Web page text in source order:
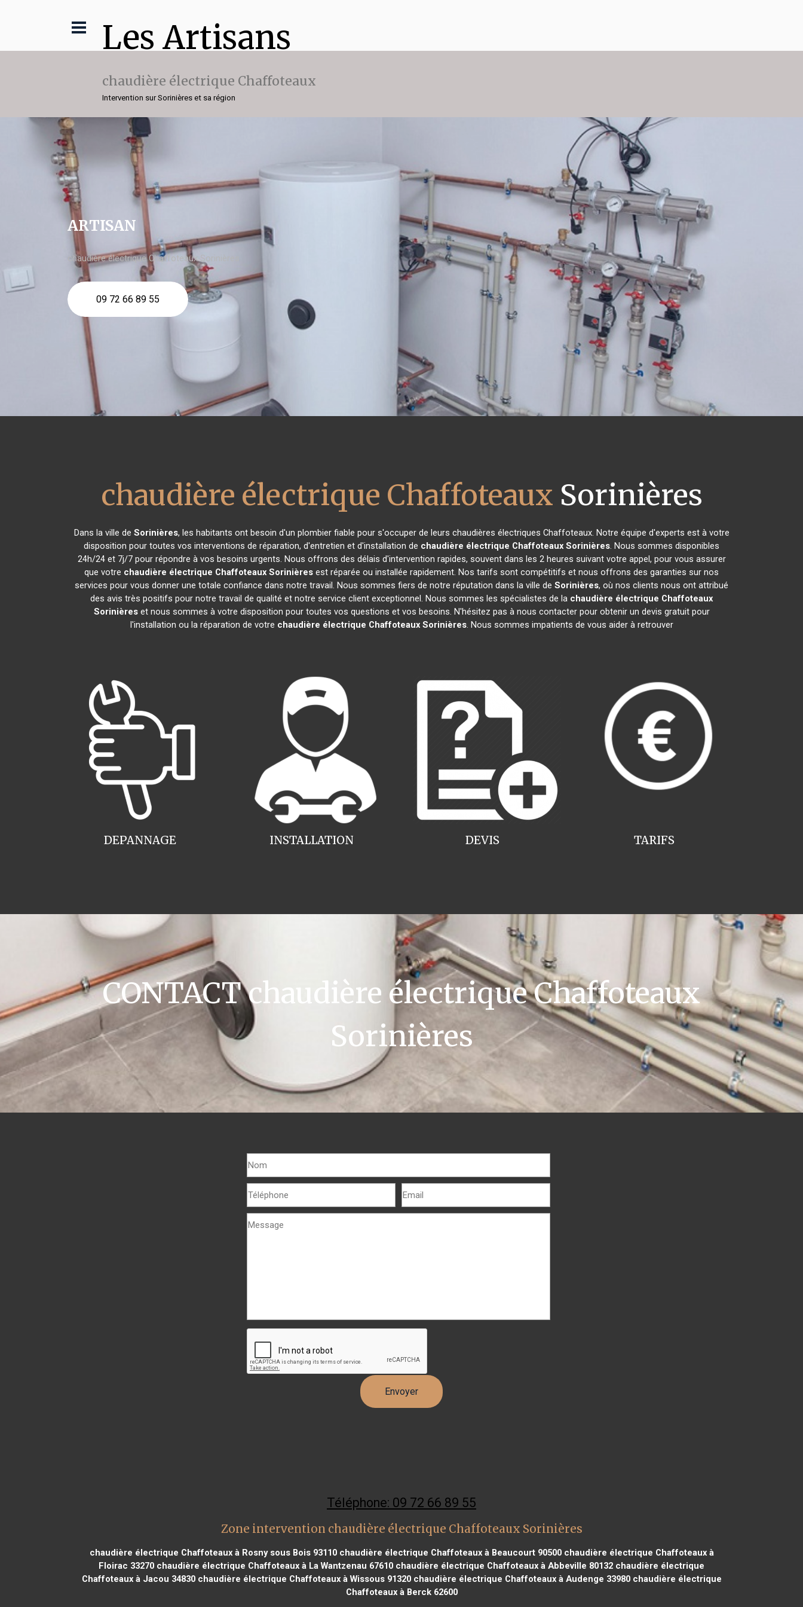
Les Artisans
chaudière électrique Chaffoteaux
Intervention sur Sorinières et sa région
ARTISAN
chaudière électrique Chaffoteaux Sorinières
09 72 66 89 55
chaudière électrique Chaffoteaux Sorinières
Dans la ville de Sorinières, les habitants ont besoin d'un plombier fiable pour s'occuper de leurs chaudières électriques Chaffoteaux. Notre équipe d'experts est à votre
disposition pour toutes vos interventions de réparation, d'entretien et d'installation de chaudière électrique Chaffoteaux Sorinières. Nous sommes disponibles
24h/24 et 7j/7 pour répondre à vos besoins urgents. Nous offrons des délais d'intervention rapides, souvent dans les 2 heures suivant votre appel, pour vous assurer
que votre chaudière électrique Chaffoteaux Sorinières est réparée ou installée rapidement. Nos tarifs sont compétitifs et nous offrons des garanties sur nos
services pour vous donner une totale confiance dans notre travail. Nous sommes fiers de notre réputation dans la ville de Sorinières, où nos clients nous ont attribué
des avis très positifs pour notre travail de qualité et notre service client exceptionnel. Nous sommes les spécialistes de la chaudière électrique Chaffoteaux
Sorinièreset nous sommes à votre disposition pour toutes vos questions et vos besoins. N'hésitez pas à nous contacter pour obtenir un devis gratuit pour
l'installation ou la réparation de votre chaudière électrique Chaffoteaux Sorinières. Nous sommes impatients de vous aider à retrouver
INSTALLATION
DEPANNAGE TARIFS
DEVIS
CONTACT chaudière électrique Chaffoteaux
Sorinières
Téléphone: 09 72 66 89 55
Zone intervention chaudière électrique Chaffoteaux Sorinières
chaudière électrique Chaffoteaux à Rosny sous Bois 93110chaudière électrique Chaffoteaux à Beaucourt 90500chaudière électrique Chaffoteaux à
Floirac 33270 chaudière électrique Chaffoteaux à La Wantzenau 67610 chaudière électrique Chaffoteaux à Abbeville 80132 chaudière électrique
Chaffoteaux à Jacou 34830chaudière électrique Chaffoteaux à Wissous 91320chaudière électrique Chaffoteaux à Audenge 33980chaudière électrique
Chaffoteaux à Berck 62600